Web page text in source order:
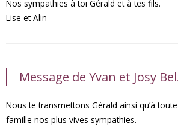
Nos sympathies à toi Gérald et à tes fils.
Lise et Alin
Message de Yvan et Josy
Nous te transmettons Gérald ainsi qu’à
famille nos plus vives sympathies.